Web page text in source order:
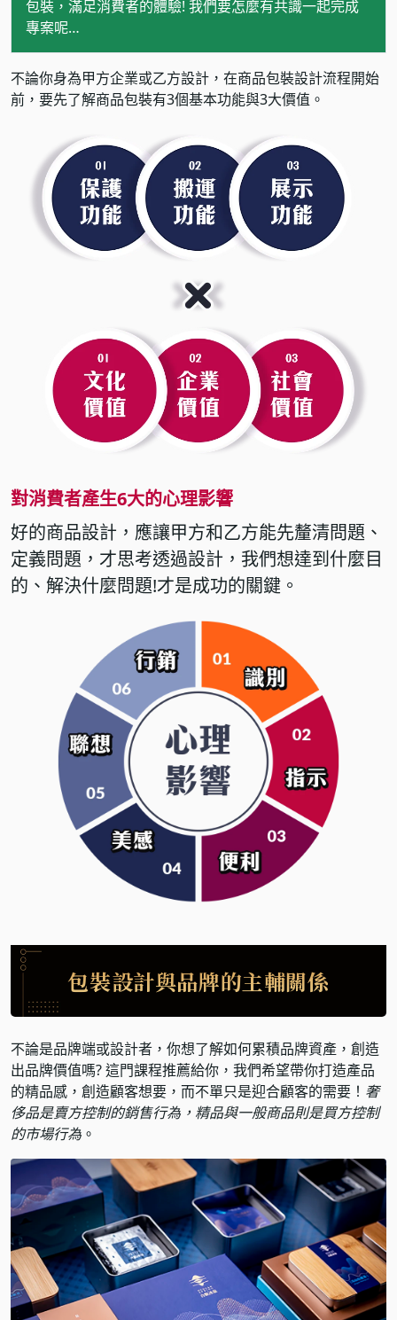
包裝，滿足消費者的體驗! 我們要怎麼有共識一起完成
專案呢…
不論你身為甲方企業或乙方設計，在商品包裝設計流程開始
前，要先了解商品包裝有3個基本功能與3大價值。
對消費者產生6大的心理影響
好的商品設計，應讓甲方和乙方能先釐清問題、
定義問題，才思考透過設計，我們想達到什麼目
的、解決什麼問題!才是成功的關鍵。
包裝設計與品牌的主輔關係
不論是品牌端或設計者，你想了解如何累積品牌資產，創造
出品牌價值嗎? 這門課程推薦給你，我們希望帶你打造產品
的精品感，創造顧客想要，而不單只是迎合顧客的需要！ 奢
侈品是賣方控制的銷售行為，精品與一般商品則是買方控制
的市場行為 。